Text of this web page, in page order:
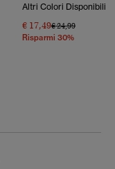
Altri Colori Disponibili
€ 17,49Prezzo Ridotto Da
€ 24,99A
Risparmi 30%